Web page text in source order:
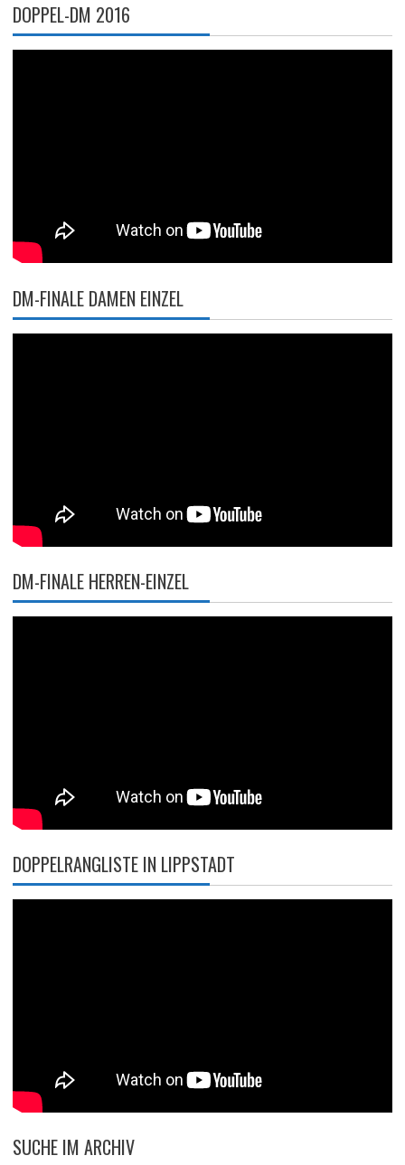
DOPPEL-DM 2016
DM-FINALE DAMEN EINZEL
DM-FINALE HERREN-EINZEL
DOPPELRANGLISTE IN LIPPSTADT
SUCHE IM ARCHIV